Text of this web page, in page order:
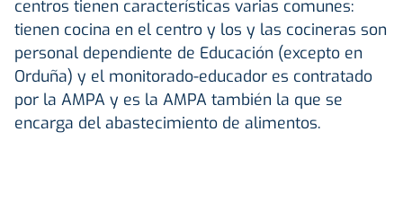
centros tienen características varias comunes:
tienen cocina en el centro y los y las cocineras son
personal dependiente de Educación (excepto en
Orduña) y el monitorado-educador es contratado
por la AMPA y es la AMPA también la que se
encarga del abastecimiento de alimentos.